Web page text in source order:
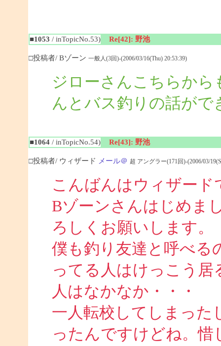
■1053 / inTopicNo.53) Re[42]: 野池
□投稿者/ Bゾーン 一般人(3回)-(2006/03/16(Thu) 20:53:39)
ジローさんこちらか
んとバス釣りの話がで
■1064/ inTopicNo.54) Re[43]: 野池
□投稿者/ ウィザード メール＠ 超 アングラー(171回)-(2006/03/
こんばんはウィザード
Bゾーンさんはじめま
ろしくお願いします。
僕も釣り友達と呼べる
ってる人はけっこう
人はなかなか・・・
一人転校してしまった
ったんですけどね。惜